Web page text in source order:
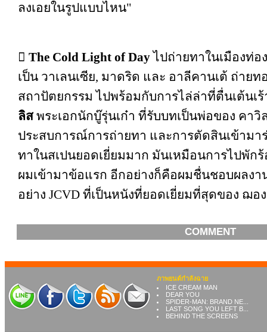
ลงเอยในรูปแบบไหน"
 The Cold Light of Dayไปถ่ายทาในเมืองท่อ
เป็น วาเลนเซีย, มาดริด และ อาลีคานเต้ ถ่าย
สถาปัตยกรรม ไปพร้อมกับการไล่ล่าที่ตื่นเต้นเ
ลิสพระเอกนักบู๊รุ่นเก๋า ที่รับบทเป็นพ่อของ คาวิ
ประสบการณ์การถ่ายทา และการตัดสินเข้ามา
ทาในสเปนยอดเยี่ยมมาก มันเหมือนการไปพัก
ผมเข้ามาข้อแรก อีกอย่างก็คือผมชื่นชอบผลงา
อย่าง JCVD ที่เป็นหนังที่ยอดเยี่ยมที่สุดของ ฌ
COMMENT
ภาพยนต์กำลังฉาย
ICE CREAM MAN
DEAR YOU
SPIDER-MAN: BRAND NE...
LAST SONG YOU LEFT B...
BEHIND THE SCREENS